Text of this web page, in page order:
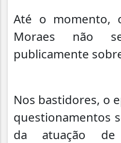
Até o momento,
Moraes não
publicamente
Nos bastidores, o
questionamentos
da atuação